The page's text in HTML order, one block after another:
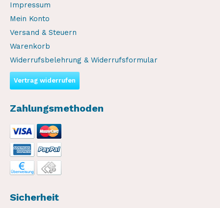
Impressum
Mein Konto
Versand & Steuern
Warenkorb
Widerrufsbelehrung & Widerrufsformular
Vertrag widerrufen
Zahlungsmethoden
Sicherheit